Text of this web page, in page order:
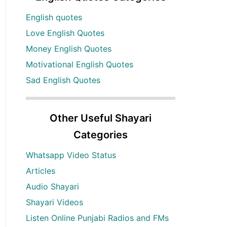
English quotes
Love English Quotes
Money English Quotes
Motivational English Quotes
Sad English Quotes
Other Useful Shayari
Categories
Whatsapp Video Status
Articles
Audio Shayari
Shayari Videos
Listen Online Punjabi Radios and FMs